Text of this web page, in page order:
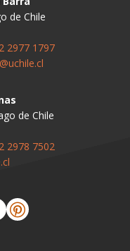
de Chile
2977 1797
de Chile
2978 7502